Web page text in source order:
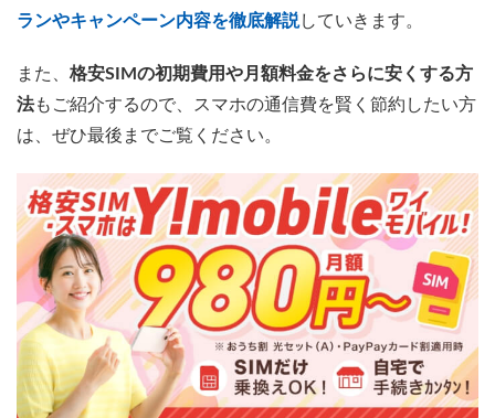
ランやキャンペーン内容を徹底解説していきます。
また、 格安SIMの初期費用や月額料金をさらに安くする方
法もご紹介するので、スマホの通信費を賢く節約したい方
は、ぜひ最後までご覧ください。